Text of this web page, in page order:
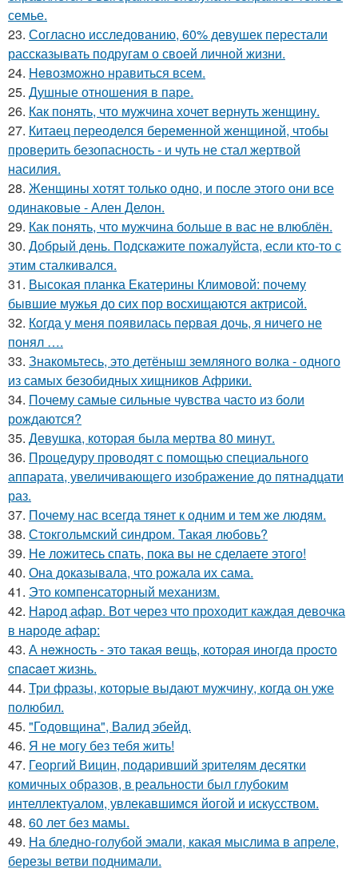
семье.
23. Согласно исследованию, 60% девушек перестали
рассказывать подругам о своей личной жизни.
24. Heвозможно нравиться всем.
25. Душные отношения в паре.
26. Как понять, что мужчина хочет вернуть женщину.
27. Китаец переоделся беременной женщиной, чтобы
проверить безопасность - и чуть не стал жертвой
насилия.
28. Женщины хотят только одно, и после этого они все
одинаковые - Ален Делон.
29. Как понять, что мужчина больше в вас не влюблён.
30. Добрый день. Подскaжите пожалуйста, если кто-то с
этим сталкивался.
31. Высокая планка Екатерины Климовой: почему
бывшие мужья до сих пор восхищаются актрисой.
32. Кoгда у меня появилась пepвая дочь, я ничего не
понял ….
33. Знакомьтесь, это детёныш земляного волка - одного
из самых безобидных хищников Африки.
34. Почему самые сильные чувства часто из боли
рождаются?
35. Девушка, которая была мертва 80 минут.
36. Процедуру проводят с помощью специального
аппарата, увеличивающего изображение до пятнадцати
раз.
37. Почему нас всегда тянет к одним и тем же людям.
38. Стокгольмский синдром. Такая любовь?
39. Не ложитесь спать, пока вы не сделаете этого!
40. Она доказывала, что рожала их сама.
41. Это компенсаторный механизм.
42. Народ афар. Вот через что проходит каждая девочка
в народе афар:
43. А нeжнocть - этo такая вeщь, кoтopaя инoгдa пpocтo
cпacaeт жизнь.
44. Три фразы, которые выдают мужчину, когда он уже
полюбил.
45. "Годовщина", Валид эбейд.
46. Я не могу без тебя жить!
47. Георгий Вицин, подаривший зрителям десятки
комичных образов, в реальности был глубоким
интеллектуалом, увлекавшимся йогой и искусством.
48. 60 лет без мамы.
49. На бледно-голубой эмали, какая мыслима в апреле,
березы ветви поднимали.